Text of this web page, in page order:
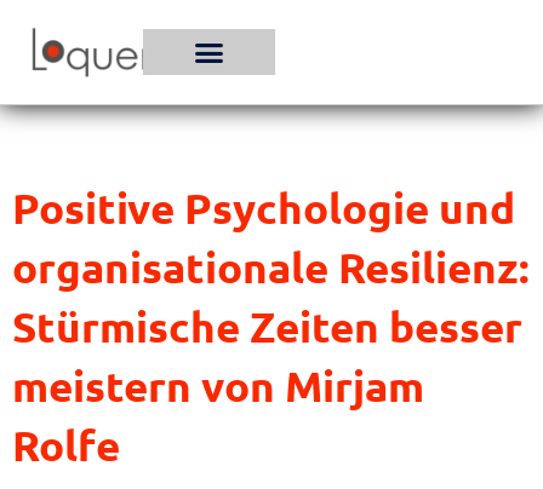
Inhalt
Positive Psychologie und
organisationale Resilienz:
Stürmische Zeiten besser
meistern von Mirjam
Rolfe